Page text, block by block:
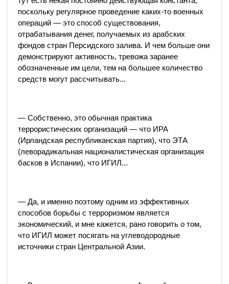
поскольку регулярное проведение каких-то военных
операций — это способ существования,
отрабатывания денег, получаемых из арабских
фондов стран Персидского залива. И чем больше они
демонстрируют активность, тревожа заранее
обозначенные им цели, тем на большее количество
средств могут рассчитывать...
— Собственно, это обычная практика
террористических организаций — что ИРА
(Ирландская республиканская партия), что ЭТА
(леворадикальная националистическая организация
басков в Испании), что ИГИЛ...
— Да, и именно поэтому одним из эффективных
способов борьбы с терроризмом является
экономический, и мне кажется, рано говорить о том,
что ИГИЛ может посягать на углеводородные
источники стран Центральной Азии.